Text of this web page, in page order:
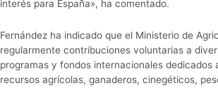
interés para España», ha comentado.
Fernández ha indicado que el Ministerio de
regularmente contribuciones voluntarias a
programas y fondos internacionales dedicados
recursos agrícolas, ganaderos, cinegéticos,